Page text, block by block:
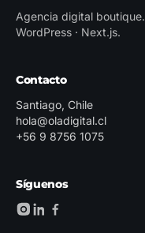
Agencia digital boutique.
WordPress · Next.js.
Contacto
Santiago, Chile
hola@oladigital.cl
+56 9 8756 1075
Síguenos